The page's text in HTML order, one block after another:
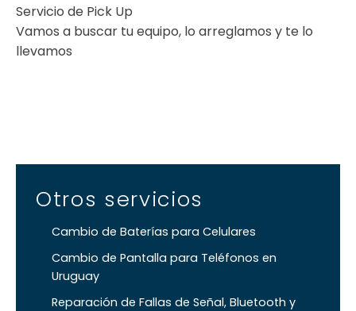
Servicio de Pick Up
Vamos a buscar tu equipo, lo arreglamos y te lo
llevamos
Otros servicios
Cambio de Baterías para Celulares
Cambio de Pantalla para Teléfonos en
Uruguay
Reparación de Fallas de Señal, Bluetooth y